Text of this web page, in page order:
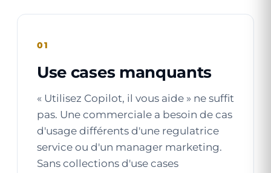
01
Use cases manquants
« Utilisez Copilot, il vous aide » ne suffit
pas. Une commerciale a besoin de cas
d'usage différents d'une regulatrice
service ou d'un manager marketing.
Sans collections d'use cases